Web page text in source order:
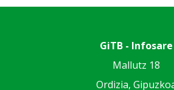
GiTB - Infosare
Mallutz 18
Ordizia,